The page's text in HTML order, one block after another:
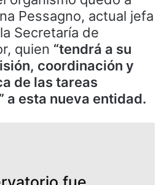
Pessagno, actual jefa
Secretaría de
quien “tendrá a su
coordinación y
de las tareas
a esta nueva entidad.